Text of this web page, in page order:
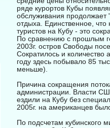
ряде курортов Кубы
обслуживания продолжает
отдыха. Единственное,
туристов на Кубу - это
По сравнению с прошлым
2003г. остров Свободы
Сократилось и количество
году здесь побывало 85
меньше).
Причина сокращения
администрации. Власти
ездили на Кубу без
2005г. на американцев
По подсчетам кубинского